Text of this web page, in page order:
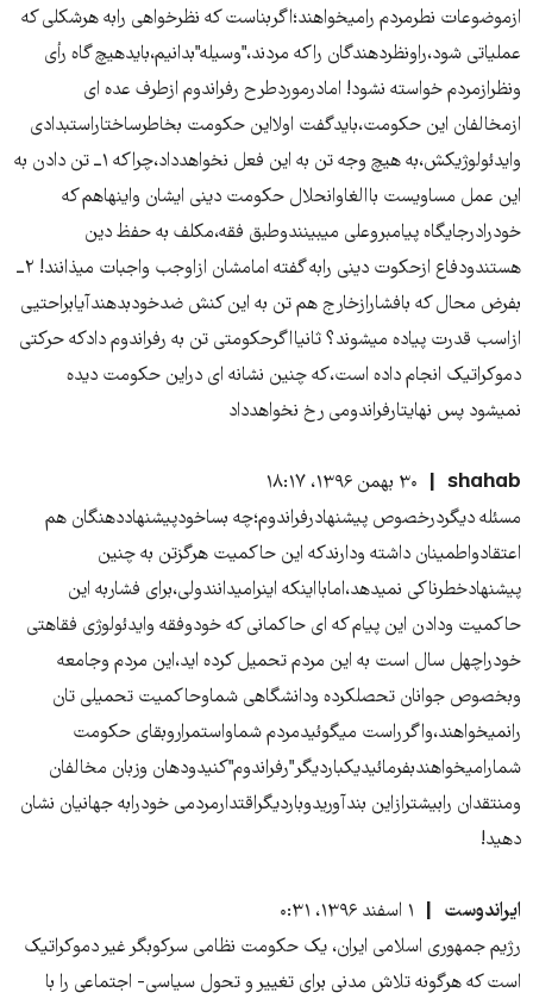
ازموضوعات نطرمردم رامیخواهند؛اگربناست که نظرخواهی رابه هرشکلی که
عملیاتی شود،راونظردهندگان راکه مردند،"وسیله"بدانیم،بایدهیچ گاه رأی
ونظرازمردم خواسته نشود! امادرموردطرح رفراندوم ازطرف عده ای
ازمخالفان این حکومت،بایدگفت اولااین حکومت بخاطرساختاراستبدادی
وایدئولوژیکش،به هیچ وجه تن به این فعل نخواهدداد،چراکه ۱ــ تن دادن به
این عمل مساویست باالغاوانحلال حکومت دینی ایشان واینهاهم که
خودرادرجایگاه پیامبروعلی میبینندوطبق فقه،مکلف به حفظ دین
هستندودفاع ازحکوت دینی رابه گفته امامشان ازاوجب واجبات میذانند! ۲ــ
بفرض محال که بافشارازخارج هم تن به این کنش ضدخودبدهندآیابراحتیی
ازاسب قدرت پیاده میشوند؟ ثانیااگرحکومتی تن به رفراندوم دادکه حرکتی
دموکراتیک انجام داده است،که چنین نشانه ای دراین حکومت دیده
نمیشود پس نهایتارفراندومی رخ نخواهدداد
shahab
۳۰ بهمن ۱۳۹۶، ۱۸:۱۷
مسئله دیگردرخصوص پیشنهادرفراندوم؛چه بساخودپیشنهاددهنگان هم
اعتقادواطمینان داشته ودارندکه این حاکمیت هرگزتن به چنین
پیشنهادخطرناکی نمیدهد،امابااینکه اینرامیدانندولی،برای فشاربه این
حاکمیت ودادن این پیام که ای حاکمانی که خودوفقه وایدئولوژی فقاهتی
خودراچهل سال است به این مردم تحمیل کرده اید،این مردم وجامعه
وبخصوص جوانان تحصلکرده ودانشگاهی شماوحاکمیت تحمیلی تان
رانمیخواهند،واگرراست میگوئیدمردم شماواستمراروبقای حکومت
شمارامیخواهندبفرمائیدیکباردیگر"رفراندوم"کنیدودهان وزبان مخالفان
ومنتقدان رابیشترازاین بندآوریدوباردیگراقتدارمردمی خودرابه جهانیان نشان
دهید!
ایراندوست
۱ اسفند ۱۳۹۶، ۰:۳۱
رژیم جمهوری اسلامی ایران، یک حکومت نظامی سرکوبگر غیر دموکراتیک
است که هرگونه تلاش مدنی برای تغییر و تحول سیاسی- اجتماعی را با